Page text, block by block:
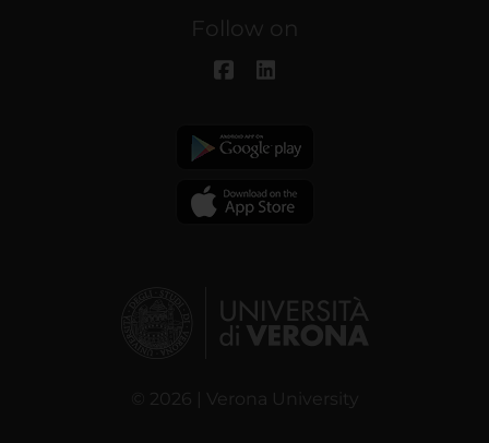
Follow on
© 2026 | Verona University